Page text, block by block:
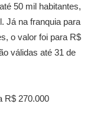
50 mil habitantes,
Já na franquia para
o valor foi para R$
válidas até 31 de
R$ 270.000